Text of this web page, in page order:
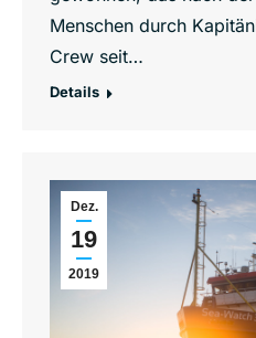
Menschen durch
Crew seit…
Details
Dez.
19
2019